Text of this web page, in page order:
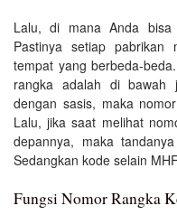
Lalu, di mana Anda bisa
Pastinya setiap
tempat yang berbeda-
rangka adalah di bawah
dengan sasis, maka
Lalu, jika saat melihat
depannya, maka
Sedangkan kode selain
Fungsi Nomor Rangka